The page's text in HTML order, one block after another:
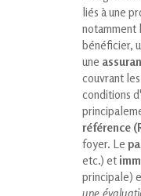
liés à une
notamment
bénéficier,
une
couvrant
conditions
référence
foyer. Le
etc.) et
principale)
une